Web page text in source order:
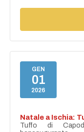
GEN
01
2026
Natale a Ischia:
Tuffo di